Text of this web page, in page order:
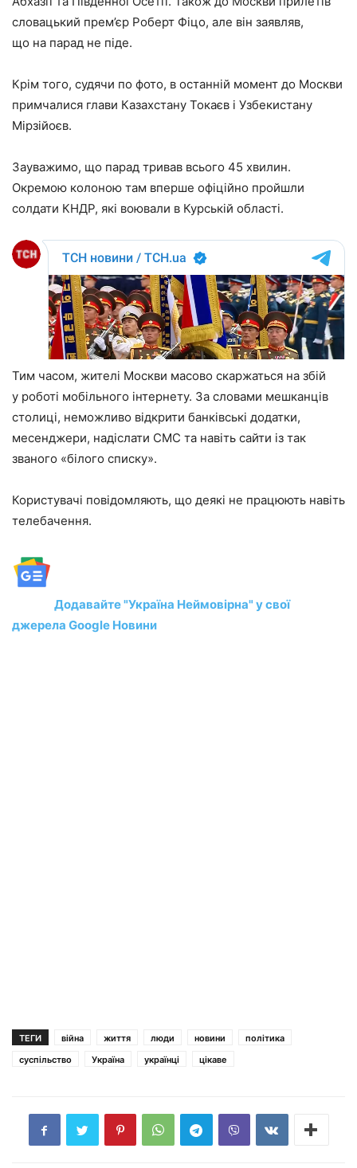
словацький прем’єр Роберт Фіцо, але він заявляв,
що на парад не піде.
Крім того, судячи по фото, в останній момент до Москви
примчалися глави Казахстану Токаєв і Узбекистану
Мірзійоєв.
Зауважимо, що парад тривав всього 45 хвилин.
Окремою колоною там вперше офіційно пройшли
солдати КНДР, які воювали в Курській області.
Тим часом, жителі Москви масово скаржаться на збій
у роботі мобільного інтернету. За словами мешканців
столиці, неможливо відкрити банківські додатки,
месенджери, надіслати СМС та навіть сайти із так
званого «білого списку».
Користувачі повідомляють, що деякі не працюють навіть
телебачення.
Додавайте "Україна Неймовірна" у свої
джерела Google Новини
ТЕГИ війна життя люди новини
політика
суспільство
Україна українці цікаве